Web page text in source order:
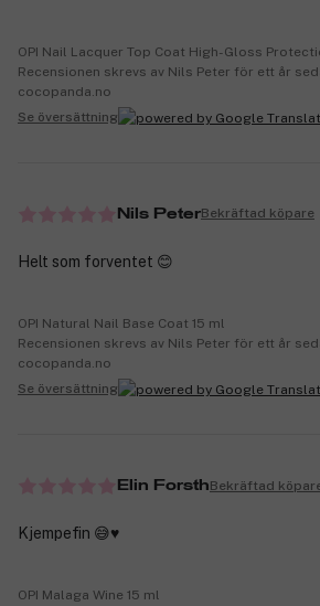
OPI Nail Lacquer Top Coat High-Gloss
Recensionen skrevs av Nils Peter för ett år
cocopanda.no
Se översättning
Nils PeterBekräftad köpare
Helt som forventet 😊
OPI Natural Nail Base Coat 15 ml
Recensionen skrevs av Nils Peter för ett år
cocopanda.no
Se översättning
Elin ForsthBekräftad
Kjempefin 😅♥️
OPI Malaga Wine 15 ml